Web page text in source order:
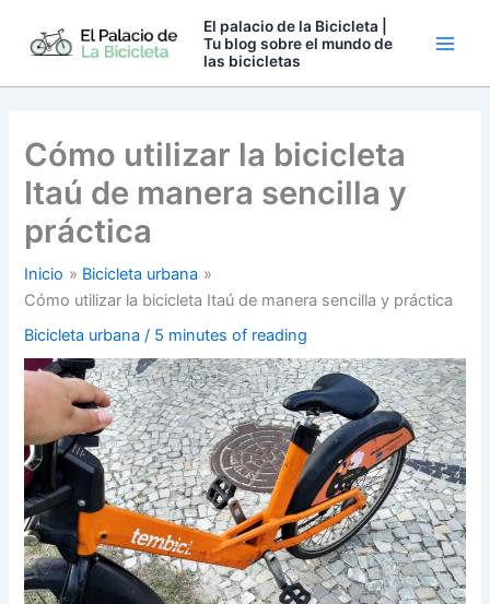
El palacio de la Bicicleta |
Tu blog sobre el mundo de
las bicicletas
Cómo utilizar la bicicleta
Itaú de manera sencilla y
práctica
Inicio
Bicicleta urbana
Cómo utilizar la bicicleta Itaú de manera sencilla y práctica
Bicicleta urbana / 5 minutes of reading